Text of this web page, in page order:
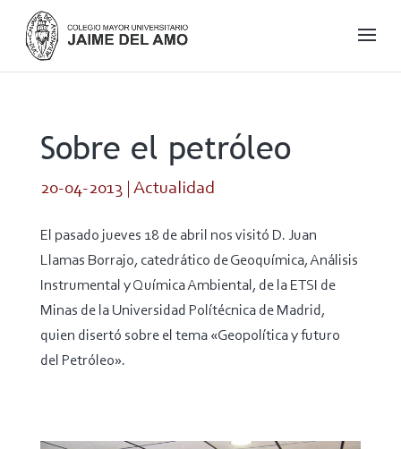
Sobre el petróleo
20-04-2013| Actualidad
El pasado jueves 18 de abril nos visitó D. Juan
Llamas Borrajo, catedrático de Geoquímica, Análisis
Instrumental y Química Ambiental, de la ETSI de
Minas de la Universidad Polítécnica de Madrid,
quien disertó sobre el tema «Geopolítica y futuro
del Petróleo».